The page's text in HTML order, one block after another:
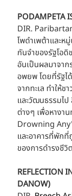
PODAMPETA
DIR.
โพดำเพต้าและห
กันจำของรัฐโอดิ
อันเป็นผลมาจาก
อพยพ โดยที่รัฐไ
จากทะเล ทำให้
และวัฒนธรรมไ
ต่างๆ เพื่อหางา
Drowning Any'
และอาคารที่พัก
ของการดำรงชีวิต
REFLECTION
DANOW)